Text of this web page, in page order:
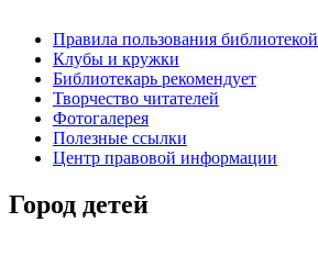
Правила пользования библиотекой
Клубы и кружки
Библиотекарь рекомендует
Творчество читателей
Фотогалерея
Полезные ссылки
Центр правовой информации
Город детей